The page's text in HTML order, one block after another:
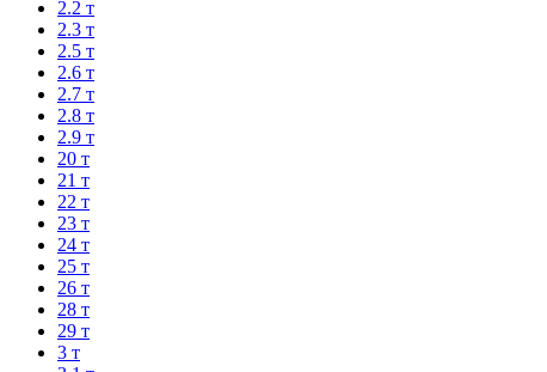
2.2 т
2.3 т
2.5 т
2.6 т
2.7 т
2.8 т
2.9 т
20 т
21 т
22 т
23 т
24 т
25 т
26 т
28 т
29 т
3 т